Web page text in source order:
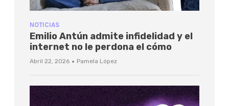
NOTICIAS
Emilio Antún admite infidelidad y el
internet no le perdona el cómo
Abril 22, 2026 · Pamela López